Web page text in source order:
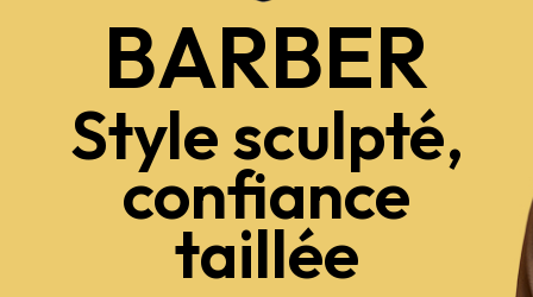
BARBER
Style sculpté,
confiance
taillée